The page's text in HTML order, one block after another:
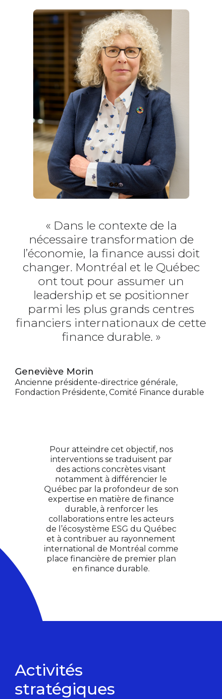
« Dans le contexte de la
nécessaire transformation de
l’économie, la finance aussi doit
changer. Montréal et le Québec
ont tout pour assumer un
leadership et se positionner
parmi les plus grands centres
financiers internationaux de cette
finance durable. »
Geneviève Morin
Ancienne présidente-directrice générale,
Fondaction Présidente, Comité Finance durable
Pour atteindre cet objectif, nos
interventions se traduisent par
des actions concrètes visant
notamment à différencier le
Québec par la profondeur de son
expertise en matière de finance
durable, à renforcer les
collaborations entre les acteurs
de l’écosystème ESG du Québec
et à contribuer au rayonnement
international de Montréal comme
place financière de premier plan
en finance durable.
Activités
stratégiques